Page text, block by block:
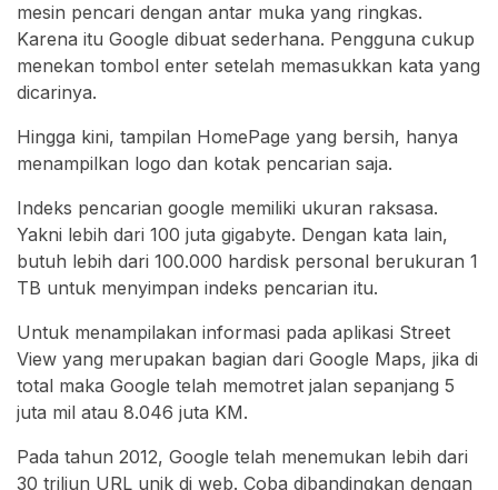
mesin pencari dengan antar muka yang ringkas.
Karena itu Google dibuat sederhana. Pengguna cukup
menekan tombol enter setelah memasukkan kata yang
dicarinya.
Hingga kini, tampilan HomePage yang bersih, hanya
menampilkan logo dan kotak pencarian saja.
Indeks pencarian google memiliki ukuran raksasa.
Yakni lebih dari 100 juta gigabyte. Dengan kata lain,
butuh lebih dari 100.000 hardisk personal berukuran 1
TB untuk menyimpan indeks pencarian itu.
Untuk menampilakan informasi pada aplikasi Street
View yang merupakan bagian dari Google Maps, jika di
total maka Google telah memotret jalan sepanjang 5
juta mil atau 8.046 juta KM.
Pada tahun 2012, Google telah menemukan lebih dari
30 triliun URL unik di web. Coba dibandingkan dengan